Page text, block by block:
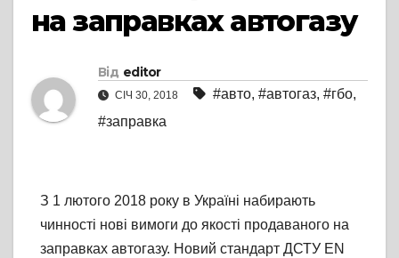
на заправках автогазу
Від editor
СІЧ 30, 2018 #авто, #автогаз, #гбо,
#заправка
З 1 лютого 2018 року в Україні набирають
чинності нові вимоги до якості продаваного на
заправках автогазу. Новий стандарт ДСТУ EN